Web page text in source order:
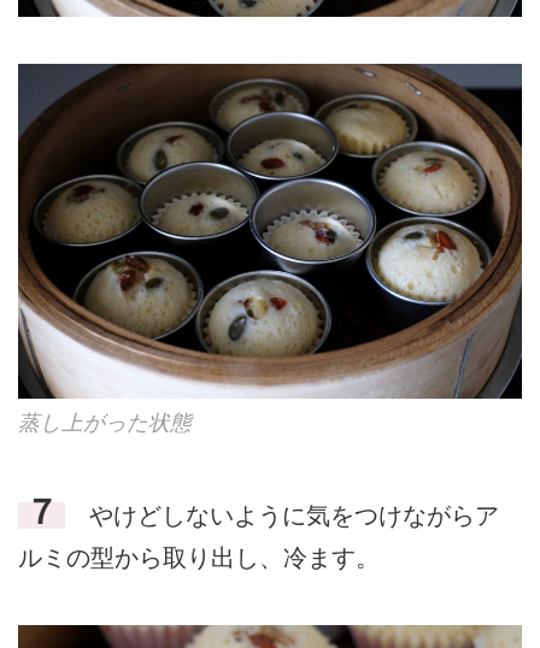
蒸し上がった状態
７
やけどしないように気をつけながらア
ルミの型から取り出し、冷ます。